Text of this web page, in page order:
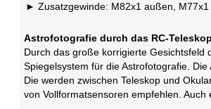
Zusatzgewinde: M82x1 außen,
Astrofotografie durch das RC-
Durch das große korrigierte Gesichtsfeld
Spiegelsystem für die Astrofotografie.
Die werden zwischen Teleskop und
von Vollformatsensoren empfehlen.